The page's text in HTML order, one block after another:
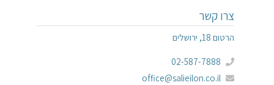
צרו קשר
הרטום 18, ירושלים
02-587-7888
office@salieilon.co.il